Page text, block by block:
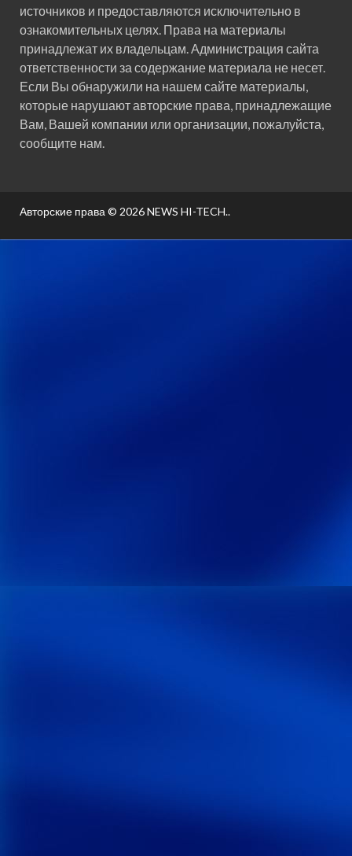
источников и предоставляются исключительно в
ознакомительных целях. Права на материалы
принадлежат их владельцам. Администрация сайта
ответственности за содержание материала не несет.
Если Вы обнаружили на нашем сайте материалы,
которые нарушают авторские права, принадлежащие
Вам, Вашей компании или организации, пожалуйста,
сообщите нам.
Авторские права © 2026NEWS HI-TECH..